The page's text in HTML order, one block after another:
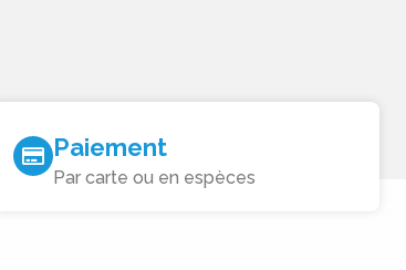
Paiement
Par carte ou en espèces